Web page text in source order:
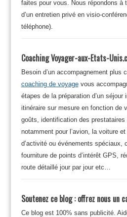
faites pour vous. Nous répondons à
d’un entretien privé en visio-
téléphone).
Coaching Voyager-aux-Etats-
Besoin d’un accompagnement plus
coaching de voyagevous
étapes de la préparation d’un séjour
itinéraire sur mesure en fonction de
goûts, identification des prestataires
notamment pour l’avion, la voiture
d’activité ou événements spéciaux,
fourniture de points d’intérêt GPS,
route détaillé jour par jour etc…
Soutenez ce blog : offrez nous un
Ce blog est 100% sans publicité.